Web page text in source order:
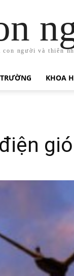
con người và thiên
KHOA